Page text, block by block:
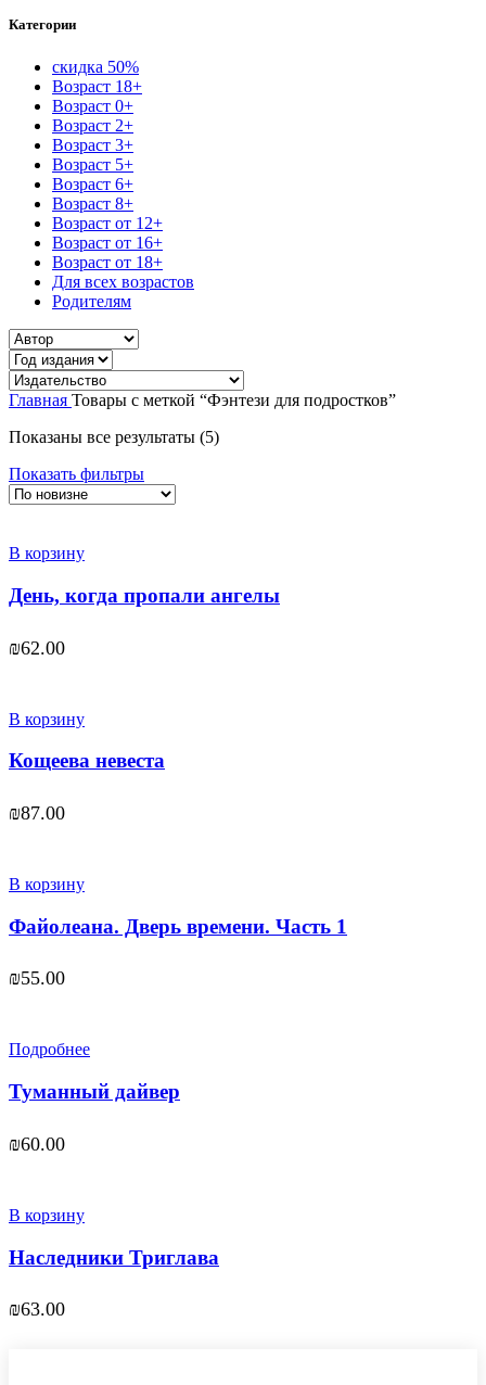
Категории
скидка 50%
Возраст 18+
Возраст 0+
Возраст 2+
Возраст 3+
Возраст 5+
Возраст 6+
Возраст 8+
Возраст от 12+
Возраст от 16+
Возраст от 18+
Для всех возрастов
Родителям
Главная Товары с меткой “Фэнтези для подростков”
Показаны все результаты (5)Сортировка:
Показать фильтры
В корзину
День, когда пропали ангелы
₪62.00
В корзину
Кощеева невеста
₪87.00
В корзину
Файолеана. Дверь времени. Часть 1
₪55.00
Подробнее
Туманный дайвер
₪60.00
В корзину
Наследники Триглава
₪63.00